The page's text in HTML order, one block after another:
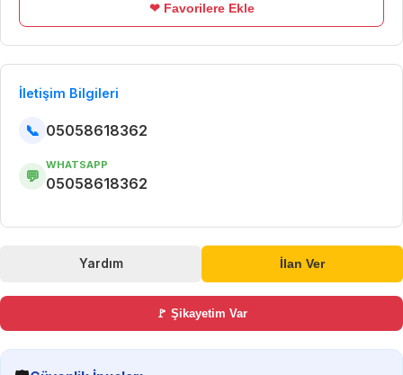
❤ Favorilere Ekle
İletişim Bilgileri
📞 05058618362
💬
WHATSAPP
05058618362
Yardım İlan Ver
🚩 Şikayetim Var